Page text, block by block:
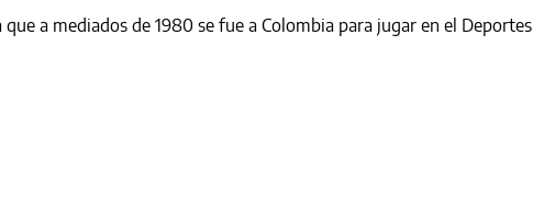
a mediados de 1980 se fue a Colombia para jugar en el Deportes